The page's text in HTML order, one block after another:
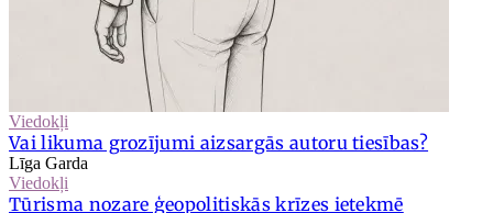
Viedokļi
Vai likuma grozījumi aizsargās autoru tiesības?
Līga Garda
Viedokļi
Tūrisma nozare ģeopolitiskās krīzes ietekmē